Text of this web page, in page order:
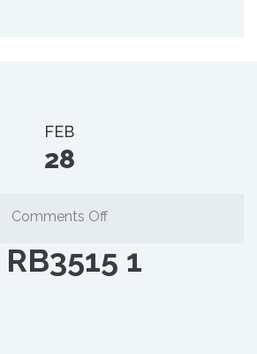
FEB
28
Comments Offon
Ban
RB3515
1